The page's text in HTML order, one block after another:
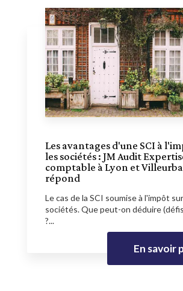
Les avantages d'une SCI à
les sociétés : JM Audit
comptable à Lyon et
répond
Le cas de la SCI soumise à l'impôt
sociétés. Que peut-on déduire
?...
En savoir